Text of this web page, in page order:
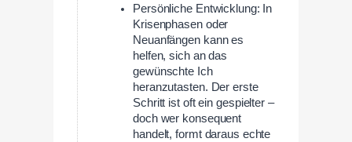
Persönliche Entwicklung: In
Krisenphasen oder
Neuanfängen kann es
helfen, sich an das
gewünschte Ich
heranzutasten. Der erste
Schritt ist oft ein gespielter –
doch wer konsequent
handelt, formt daraus echte